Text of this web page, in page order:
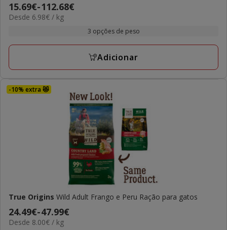
Preço
de
a
15.69€-112.68€
6.98€
Desde 6.98€ / kg
3 opções de peso
Adicionar
-10% extra 😻
True Origins Wild Adult Frango e Peru Ração para gatos
Preço
de
24.49€-47.99€
8.00€
Desde 8.00€ / kg